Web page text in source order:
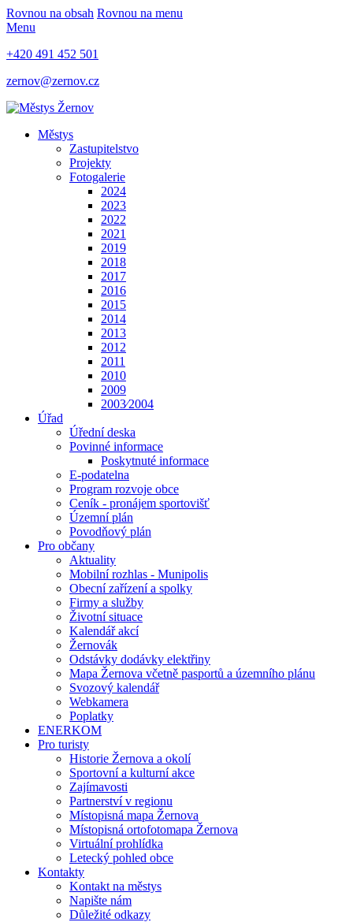
Rovnou na obsah Rovnou na menu
Menu
+420 491 452 501
zernov@zernov.cz
Městys
Zastupitelstvo
Projekty
Fotogalerie
2024
2023
2022
2021
2019
2018
2017
2016
2015
2014
2013
2012
2011
2010
2009
2003⁄2004
Úřad
Úřední deska
Povinné informace
Poskytnuté informace
E-podatelna
Program rozvoje obce
Ceník - pronájem sportovišť
Územní plán
Povodňový plán
Pro občany
Aktuality
Mobilní rozhlas - Munipolis
Obecní zařízení a spolky
Firmy a služby
Životní situace
Kalendář akcí
Žernovák
Odstávky dodávky elektřiny
Mapa Žernova včetně pasportů a územního plánu
Svozový kalendář
Webkamera
Poplatky
ENERKOM
Pro turisty
Historie Žernova a okolí
Sportovní a kulturní akce
Zajímavosti
Partnerství v regionu
Místopisná mapa Žernova
Místopisná ortofotomapa Žernova
Virtuální prohlídka
Letecký pohled obce
Kontakty
Kontakt na městys
Napište nám
Důležité odkazy